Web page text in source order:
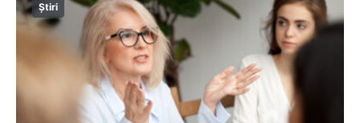
Știri